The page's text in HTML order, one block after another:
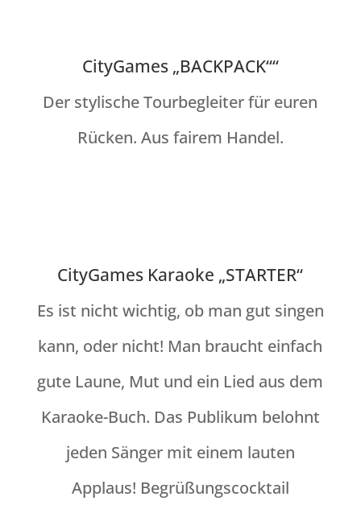
CityGames „BACKPACK““
Der stylische Tourbegleiter für euren
Rücken. Aus fairem Handel.
CityGames Karaoke „STARTER“
Es ist nicht wichtig, ob man gut singen
kann, oder nicht! Man braucht einfach
gute Laune, Mut und ein Lied aus dem
Karaoke-Buch. Das Publikum belohnt
jeden Sänger mit einem lauten
Applaus! Begrüßungscocktail